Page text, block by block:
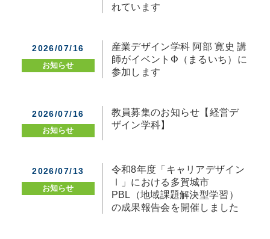
れています
2026/07/16
お知らせ
産業デザイン学科 阿部 寛史 講
師がイベントΦ（まるいち）に
参加します
2026/07/16
お知らせ
教員募集のお知らせ【経営デ
ザイン学科】
2026/07/13
お知らせ
令和8年度「キャリアデザイン
Ⅰ」における多賀城市
PBL（地域課題解決型学習）
の成果報告会を開催しました